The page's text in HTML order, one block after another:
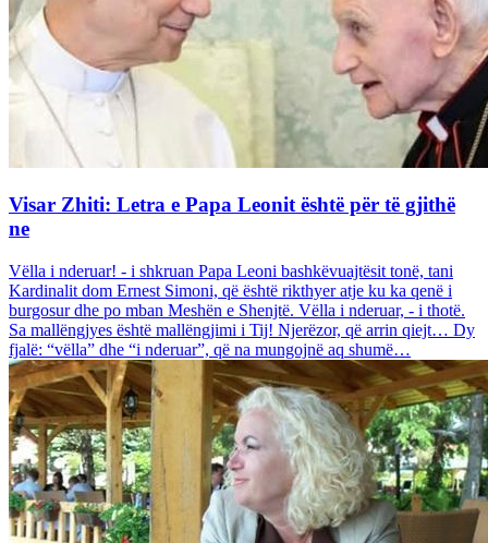
Visar Zhiti: Letra e Papa Leonit është për të gjithë
ne
Vëlla i nderuar! - i shkruan Papa Leoni bashkëvuajtësit tonë, tani
Kardinalit dom Ernest Simoni, që është rikthyer atje ku ka qenë i
burgosur dhe po mban Meshën e Shenjtë. Vëlla i nderuar, - i thotë.
Sa mallëngjyes është mallëngjimi i Tij! Njerëzor, që arrin qiejt… Dy
fjalë: “vëlla” dhe “i nderuar”, që na mungojnë aq shumë…